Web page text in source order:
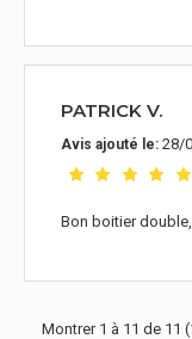
PATRICK V.
Avis ajouté le: 28/
Bon boitier
Montrer 1 à 11 de 11